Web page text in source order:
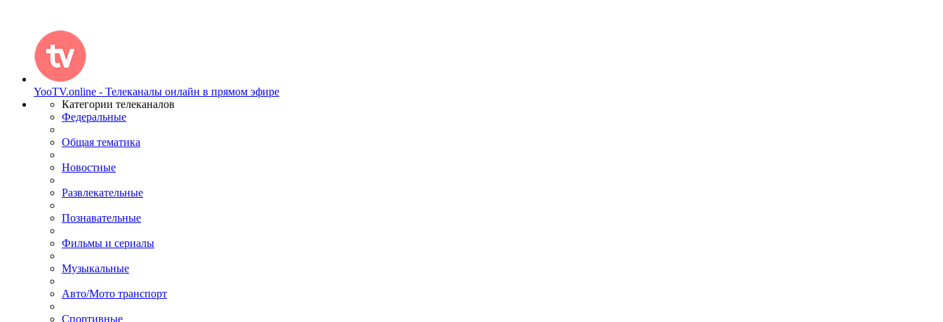
YooTV.online - Телеканалы онлайн в прямом эфире
Категории телеканалов
Федеральные
Общая тематика
Новостные
Развлекательные
Познавательные
Фильмы и сериалы
Музыкальные
Авто/Мото транспорт
Спортивные